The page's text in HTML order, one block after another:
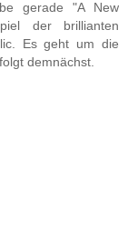
gerade "A New
der brillianten
Es geht um die
demnächst.